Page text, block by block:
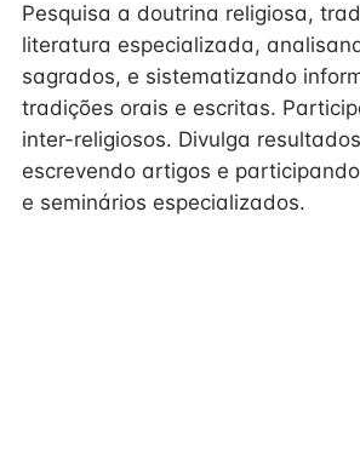
Pesquisa a doutrina religiosa,
literatura especializada,
sagrados, e sistematizando
tradições orais e escritas.
inter-religiosos. Divulga
escrevendo artigos e
e seminários especializados.